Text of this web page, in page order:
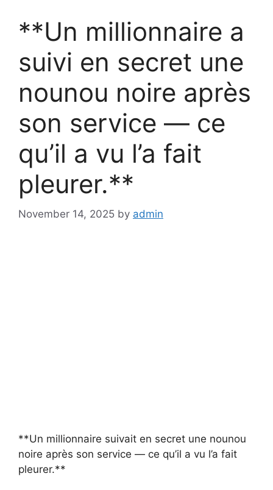
**Un millionnaire a
suivi en secret une
nounou noire après
son service — ce
qu’il a vu l’a fait
pleurer.**
November 14, 2025 by admin
**Un millionnaire suivait en secret une nounou
noire après son service — ce qu’il a vu l’a fait
pleurer.**